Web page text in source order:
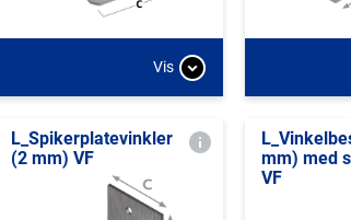
Vis
L_Spikerplatevinkler
(2 mm) VF
mm) med
VF